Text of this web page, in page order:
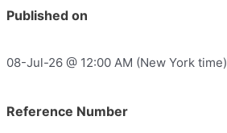
Published on
08-Jul-26 @ 12:00 AM (New York time)
Reference Number